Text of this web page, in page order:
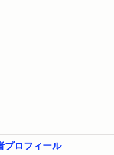
プロフィール